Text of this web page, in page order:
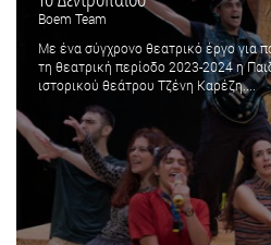
Boem Team
Με ένα σύγχρονο θεατρικό έργο για
τη θεατρική περίοδο 2023-2024 η
ιστορικού θεάτρου Τζένη Καρέζη....